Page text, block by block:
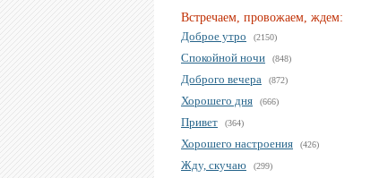
Встречаем, провожаем, ждем:
Доброе утро
(2150)
Спокойной ночи (848)
Доброго вечера (872)
Хорошего дня (666)
Привет (364)
Хорошего настроения (426)
Жду, скучаю (299)